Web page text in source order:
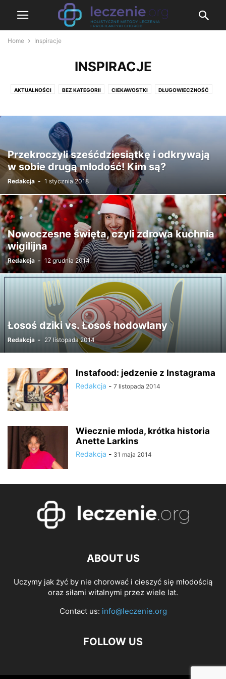
Home Inspiracje
INSPIRACJE
AKTUALNOŚCI BEZ KATEGORII CIEKAWOSTKI DŁUGOWIECZNOŚĆ
JEDZENIE LECZENIE ODPORNOŚĆ PODRÓŻE PORADY
PROBLEMY PRZEPISY
WYDARZENIA ZDROWE NEWSY ZDROWIE I MEDYCYNA
Przekroczyli sześćdziesiątkę i odkrywają
w sobie drugą młodość! Kim są?
Redakcja - 1 stycznia 2018
Nowoczesne święta, czyli zdrowa kuchnia
wigilijna
Redakcja - 12 grudnia 2014
Łosoś dziki vs. Łosoś hodowlany
Redakcja - 27 listopada 2014
Instafood: jedzenie z Instagrama
Redakcja - 7 listopada 2014
Wiecznie młoda, krótka historia
Anette Larkins
Redakcja - 31 maja 2014
ABOUT US
Uczymy jak żyć by nie chorować i cieszyć się młodością
oraz siłami witalnymi przez wiele lat.
Contact us: info@leczenie.org
FOLLOW US